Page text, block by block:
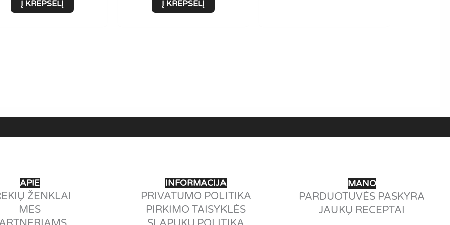
Į KREPŠELĮ Į KREPŠELĮ
APIE
ŽENKLAI
MES
INFORMACIJA
PRIVATUMO POLITIKA
PIRKIMO TAISYKLĖS
MANO
PARDUOTUVĖS PASKYRA
JAUKŲ RECEPTAI